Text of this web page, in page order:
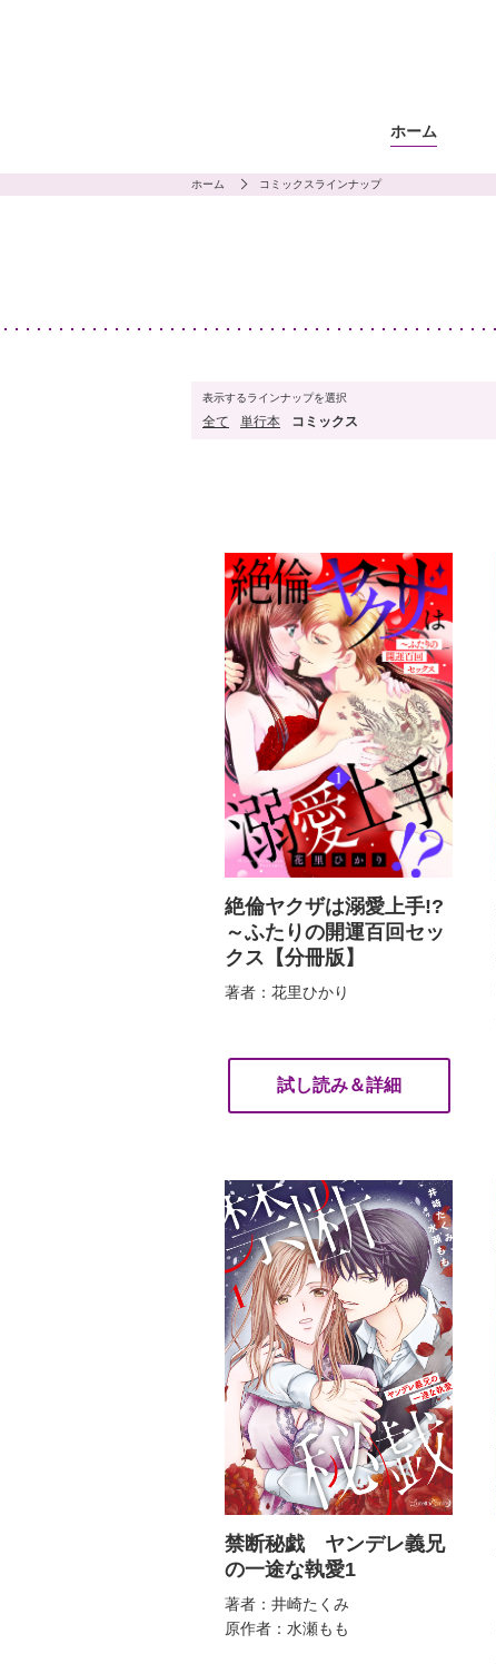
ホーム
ホーム コミックスラインナップ
表示するラインナップを選択
全て 単行本 コミックス
絶倫ヤクザは溺愛上手!?
～ふたりの開運百回セッ
クス【分冊版】
著者：花里ひかり
試し読み＆詳細
禁断秘戯 ヤンデレ義兄
の一途な執愛1
著者：井崎たくみ
原作者：水瀬もも